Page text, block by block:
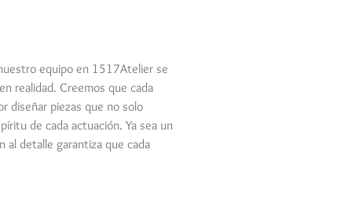
equipo en 1517Atelier se
realidad. Creemos que cada
diseñar piezas que no solo
de cada actuación. Ya sea un
detalle garantiza que cada